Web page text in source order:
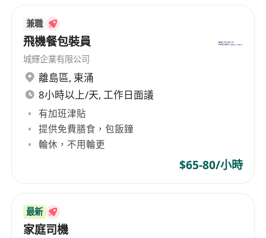
businesses, developing one-stop supply chain
solutions for e-commerce, food,
pharmaceuticals, automotive parts, electronics,
and other types of customers, providing
comprehensive financial services such as
payment, financing, wealth management, and
pricing. The business scope of SF Express (Hong
Kong) Limited encompasses express business,
one-stop supply chain solutions, and
comprehensive financial services, offering
clients full-fledged professional service support.
兼職
飛機餐包裝員
城輝企業有限公司
離島區, 東涌
8小時以上/天, 工作日面議
有加班津貼
提供免費膳食，包飯鐘
輪休，不用輪更
$65-80/小時
最新
家庭司機